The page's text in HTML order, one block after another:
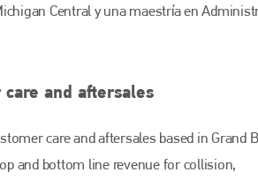
Central y una maestría en
and aftersales
care and aftersales based in Grand
and bottom line revenue for collision,